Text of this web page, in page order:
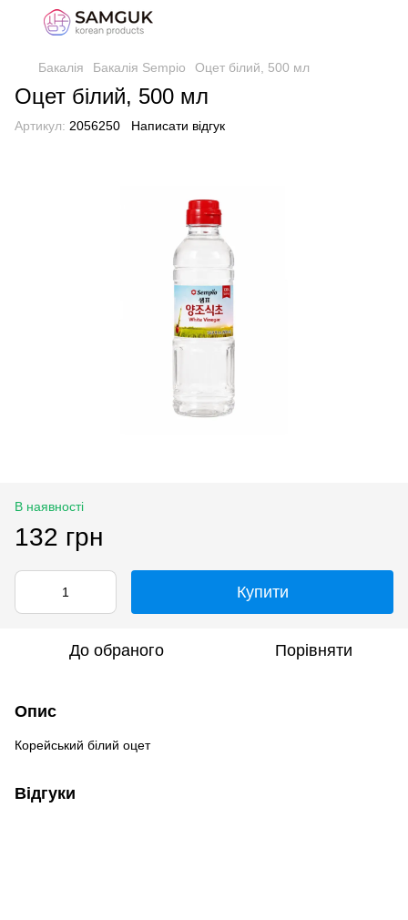
Бакалія Бакалія Sempio Оцет білий, 500 мл
Оцет білий, 500 мл
Артикул: 2056250 Написати відгук
В наявності
132 грн
Купити
До обраного Порівняти
Опис
Корейський білий оцет
Відгуки